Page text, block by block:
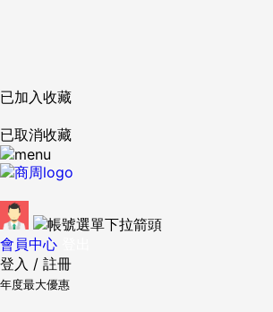
已加入收藏
已取消收藏
會員中心
登入 / 註冊
年度最大優惠